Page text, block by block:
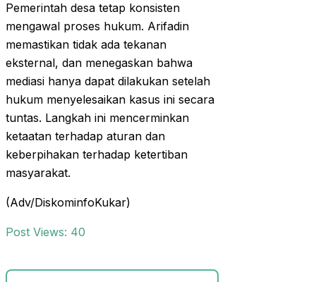
Pemerintah desa tetap konsisten
mengawal proses hukum. Arifadin
memastikan tidak ada tekanan
eksternal, dan menegaskan bahwa
mediasi hanya dapat dilakukan setelah
hukum menyelesaikan kasus ini secara
tuntas. Langkah ini mencerminkan
ketaatan terhadap aturan dan
keberpihakan terhadap ketertiban
masyarakat.
(Adv/DiskominfoKukar)
Post Views: 40